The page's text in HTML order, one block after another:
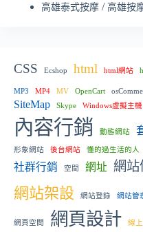
高雄泰式按摩 / 高雄按
CSS Ecshop html html網站
MP3 MP4 MV OpenCart
SiteMap Skype Windows虛擬主機
內容行銷 動態網站
形象網站 後台網站 懂的過生活的人
社群行銷
空間 網址 網站
網站架設 網站登錄 網站管
網頁空間 網頁設計 線